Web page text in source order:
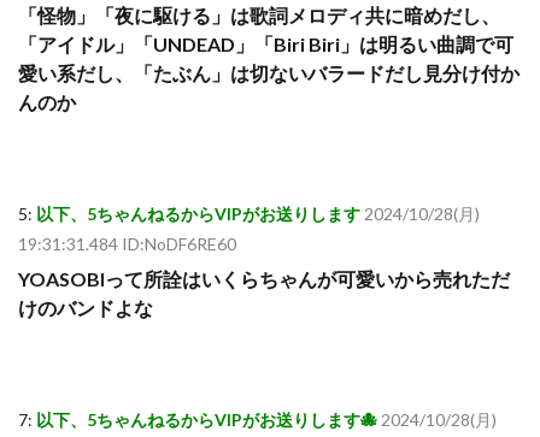
「怪物」「夜に駆ける」は歌詞メロディ共に暗めだし、
「アイドル」「UNDEAD」「Biri Biri」は明るい曲調で可
愛い系だし、「たぶん」は切ないバラードだし見分け付か
んのか
5: 以下、5ちゃんねるからVIPがお送りします2024/10/28(月)
19:31:31.484 ID:NoDF6RE60
YOASOBIって所詮はいくらちゃんが可愛いから売れただ
けのバンドよな
7: 以下、5ちゃんねるからVIPがお送りします🐙2024/10/28(月)